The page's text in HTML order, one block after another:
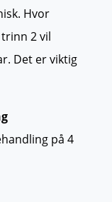
Hvor
2 vil
Det er viktig
på 4